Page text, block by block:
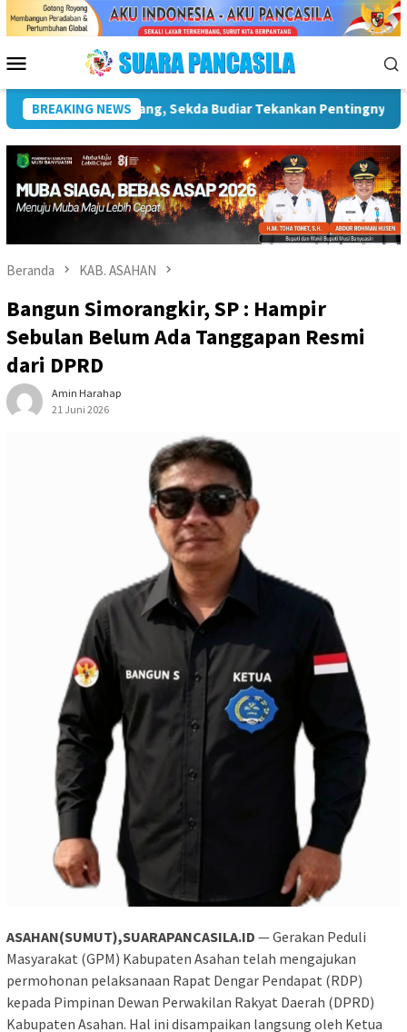
Menu
Mobile
BREAKING NEWS
Kebudayaan Wakil Wali Kota Lepas Lomba
Beranda KAB. ASAHAN
Bangun Simorangkir, SP : Hampir
Sebulan Belum Ada Tanggapan Resmi
dari DPRD
Amin Harahap
21 Juni 2026
ASAHAN(SUMUT),SUARAPANCASILA.ID — Gerakan Peduli
Masyarakat (GPM) Kabupaten Asahan telah mengajukan
permohonan pelaksanaan Rapat Dengar Pendapat (RDP)
kepada Pimpinan Dewan Perwakilan Rakyat Daerah (DPRD)
Kabupaten Asahan. Hal ini disampaikan langsung oleh Ketua